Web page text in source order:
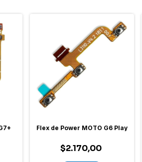
Flex de Power MOTO G6 Play
$2.170,00